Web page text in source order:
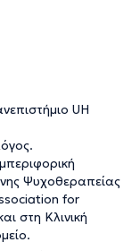
UH
Ψυχοθεραπείας
for
στη Κλινική